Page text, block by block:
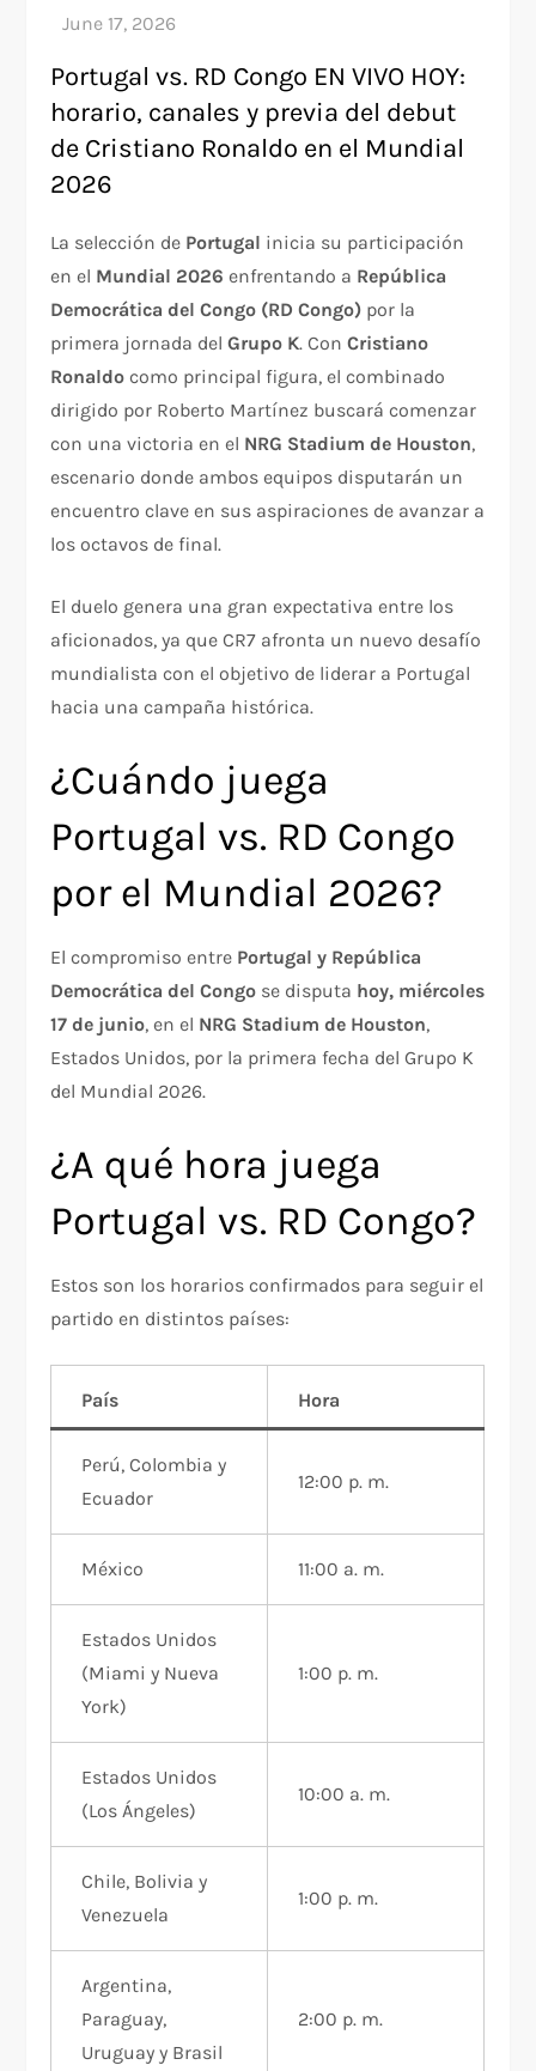
Portugal vs. RD Congo EN VIVO HOY:
horario, canales y previa del debut
de Cristiano Ronaldo en el Mundial
2026
La selección de Portugal inicia su participación
en el Mundial 2026 enfrentando a República
Democrática del Congo (RD Congo) por la
primera jornada delGrupo K. ConCristiano
Ronaldo como principal figura, el combinado
dirigido por Roberto Martínez buscará comenzar
con una victoria en el NRG Stadium de Houston,
escenario donde ambos equipos disputarán un
encuentro clave en sus aspiraciones de avanzar a
los octavos de final.
El duelo genera una gran expectativa entre los
aficionados, ya que CR7 afronta un nuevo desafío
mundialista con el objetivo de liderar a Portugal
hacia una campaña histórica.
¿Cuándo juega
Portugal vs. RD Congo
por el Mundial 2026?
El compromiso entre Portugal y República
Democrática del Congo se disputa hoy, miércoles
17 de junio, en el NRG Stadium de Houston,
Estados Unidos, por la primera fecha del Grupo K
del Mundial 2026.
¿A qué hora juega
Portugal vs. RD Congo?
Estos son los horarios confirmados para seguir el
partido en distintos países:
País Hora
Perú, Colombia y
Ecuador
12:00 p. m.
México 11:00 a. m.
Estados Unidos
(Miami y Nueva
York)
1:00 p. m.
Estados Unidos
(Los Ángeles)
10:00 a. m.
Chile, Bolivia y
Venezuela
1:00 p. m.
Argentina,
Paraguay,
Uruguay y Brasil
2:00 p. m.